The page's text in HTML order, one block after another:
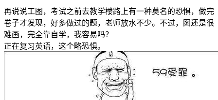
再说说工图，考试之前去教学楼路上有一种莫名的恐惧，做完
卷子才发现，好多做过的题，老师放水不少。不过，图还是很
难画，完全靠自学，我容易吗？
正在复习英语，这个略恐惧。